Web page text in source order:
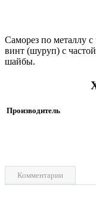
Саморез по металлу
винт (шуруп) с
шайбы.
Производитель
Комментарии